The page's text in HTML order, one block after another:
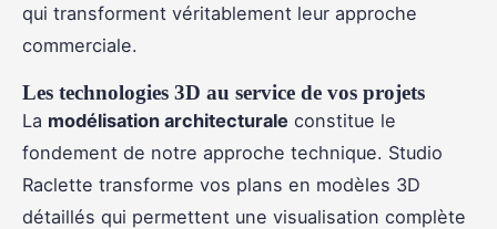
qui transforment véritablement leur approche
commerciale.
Les technologies 3D au service de vos projets
La modélisation architecturale constitue le
fondement de notre approche technique. Studio
Raclette transforme vos plans en modèles 3D
détaillés qui permettent une visualisation complète